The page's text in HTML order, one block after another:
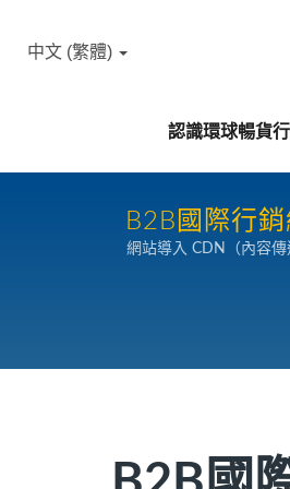
認識環球暢貨
中文 (繁體)
B2B國際行
網站導入 CDN（內容
上多數的多媒體檔案
是用來解決此問題，
CDN 架構，同時擁有